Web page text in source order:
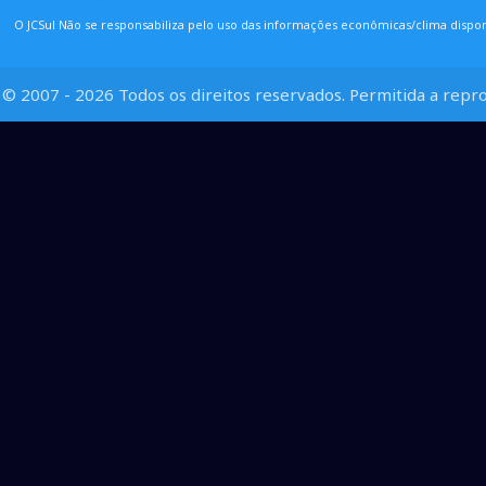
O JCSul Não se responsabiliza pelo uso das informações econômicas/clima
© 2007 - 2026 Todos os direitos reservados. Permitida a